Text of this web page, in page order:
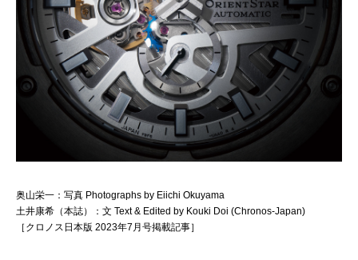
奥山栄一：写真 Photographs by Eiichi Okuyama
土井康希（本誌）：文 Text & Edited by Kouki Doi (Chronos-Japan)
［クロノス日本版 2023年7月号掲載記事］